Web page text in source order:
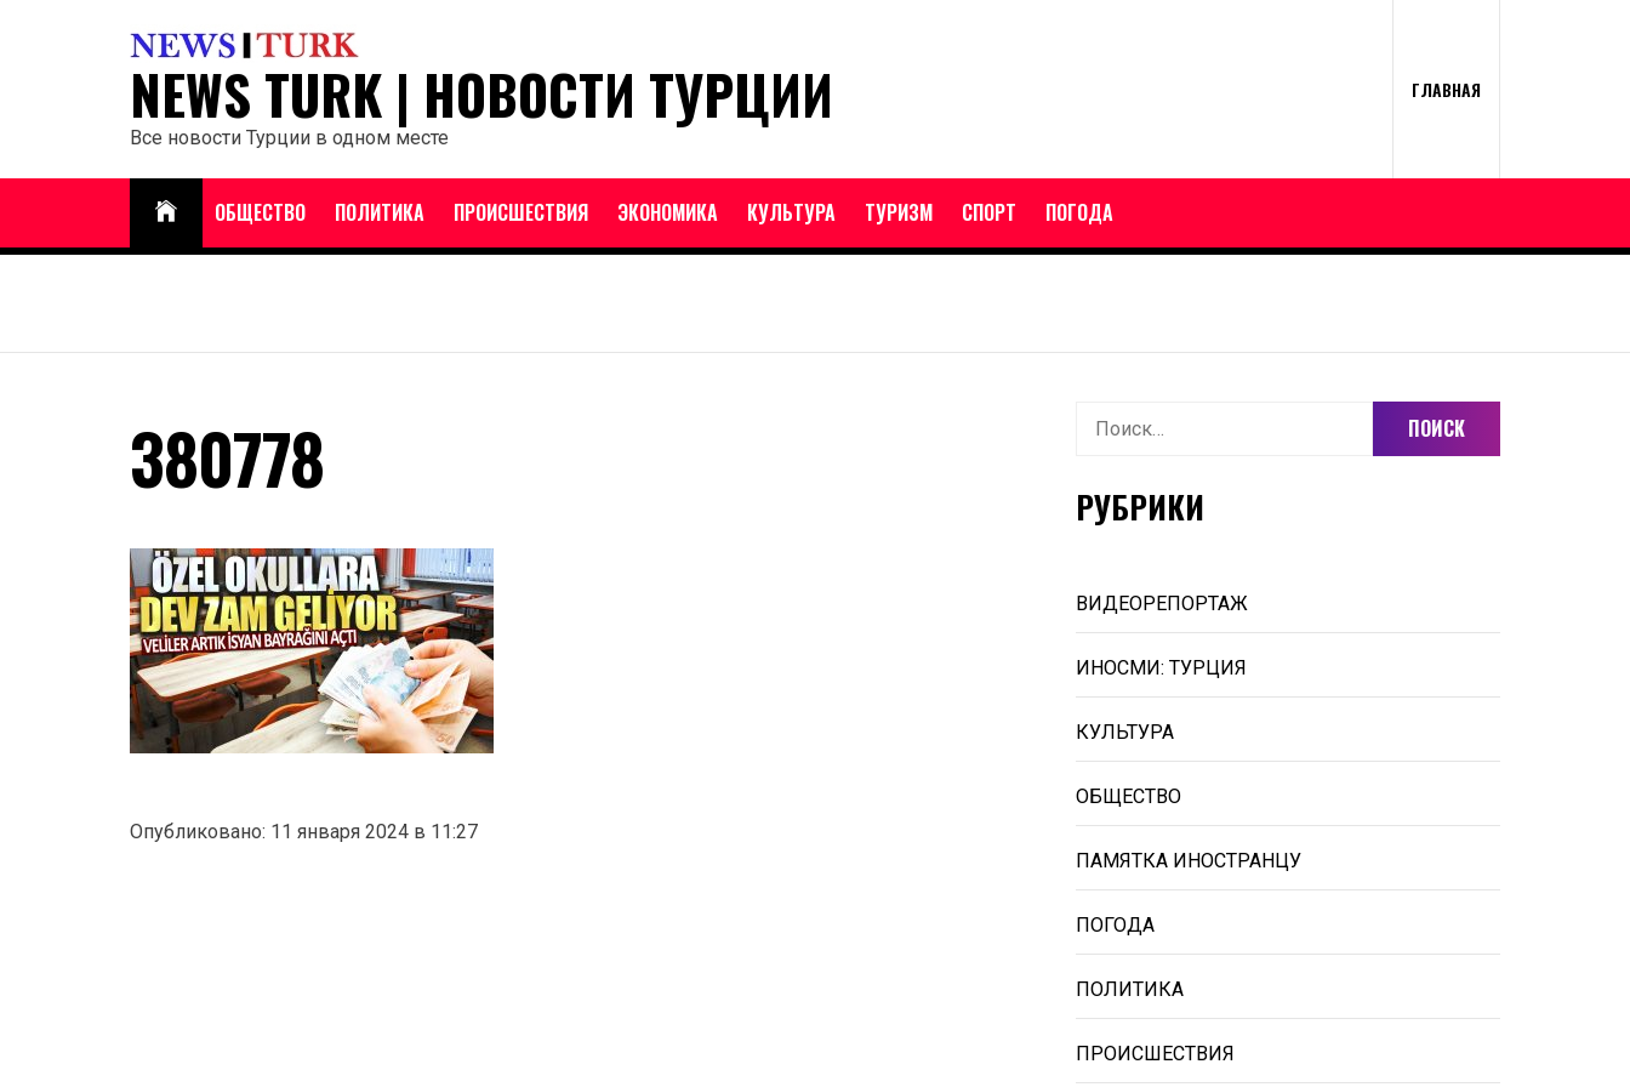
NEWS TURK | НОВОСТИ ТУРЦИИ
Все новости Турции в одном месте
ГЛАВНАЯ
ОБЩЕСТВО ПОЛИТИКА ПРОИСШЕСТВИЯ ЭКОНОМИКА КУЛЬТУРА ТУРИЗМ СПОРТ ПОГОДА
380778
Опубликовано: 11 января 2024 в 11:27
Найти:
РУБРИКИ
ВИДЕОРЕПОРТАЖ
ИНОСМИ: ТУРЦИЯ
КУЛЬТУРА
ОБЩЕСТВО
ПАМЯТКА ИНОСТРАНЦУ
ПОГОДА
ПОЛИТИКА
ПРОИСШЕСТВИЯ